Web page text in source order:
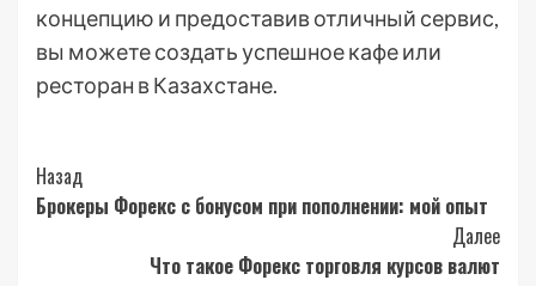
концепцию и предоставив отличный сервис,
вы можете создать успешное кафе или
ресторан в Казахстане.
Post
Navigation
Назад
Брокеры Форекс с бонусом при пополнении: мой опыт
Далее
Что такое Форекс торговля курсов валют